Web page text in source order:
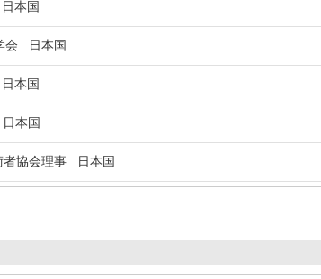
本国
会 日本国
本国
本国
者協会理事 日本国